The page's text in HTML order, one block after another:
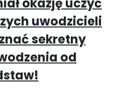
uwodzicieli
sekretny
od